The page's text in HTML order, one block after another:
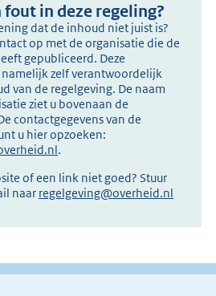
fout in deze regeling?
dat de inhoud niet juist is?
op met de organisatie die de
gepubliceerd. Deze
namelijk zelf verantwoordelijk
van de regelgeving. De naam
ziet u bovenaan de
contactgegevens van de
u hier opzoeken:
.
of een link niet goed? Stuur
naar regelgeving@overheid.nl